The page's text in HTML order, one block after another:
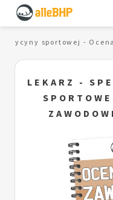
sportowej -
LEKARZ -